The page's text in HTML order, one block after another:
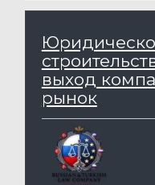
способом
ЗАПИСЬ НА